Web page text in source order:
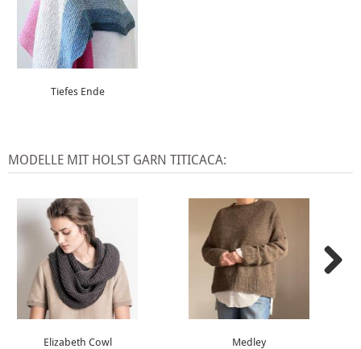
Tiefes Ende
MODELLE MIT HOLST GARN TITICACA:
Elizabeth Cowl Medley